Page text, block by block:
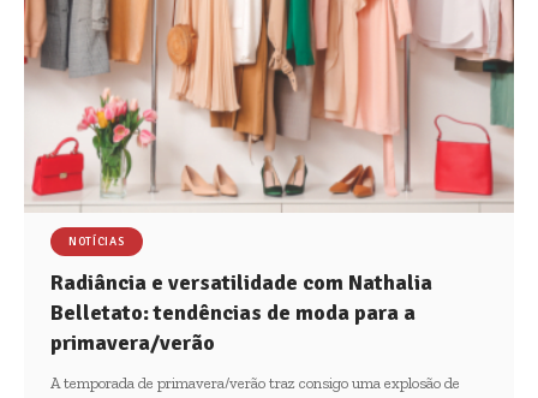
NOTÍCIAS
Radiância e versatilidade com Nathalia
Belletato: tendências de moda para a
primavera/verão
A temporada de primavera/verão traz consigo uma explosão de